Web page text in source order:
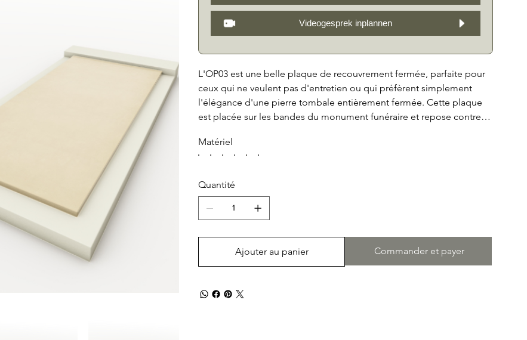
Videogesprek inplannen
L'OP03 est une belle plaque de recouvrement fermée, parfaite pour
ceux qui ne veulent pas d'entretien ou qui préfèrent simplement
l'élégance d'une pierre tombale entièrement fermée. Cette plaque
est placée sur les bandes du monument funéraire et repose contre le
moderne. L'OP03 est disponible en six belles variantes : granit noir,
Bianco Carrara, pierre bleue belge, calcaire français, teck et acier
parfaitement au reste du monument funéraire. Choisissez la
simplicité et la beauté intemporelle avec la plaque fermée OP03. En
Matériel
Quantité
Ajouter au panier Commander et payer